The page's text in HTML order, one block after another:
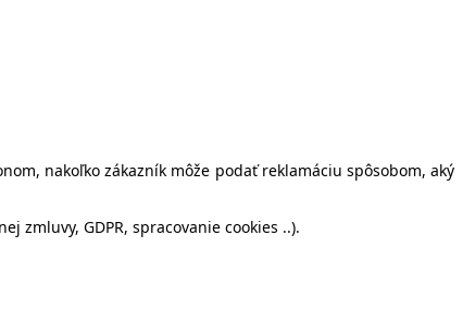
nakoľko zákazník môže podať reklamáciu spôsobom, aký
zmluvy, GDPR, spracovanie cookies ..).